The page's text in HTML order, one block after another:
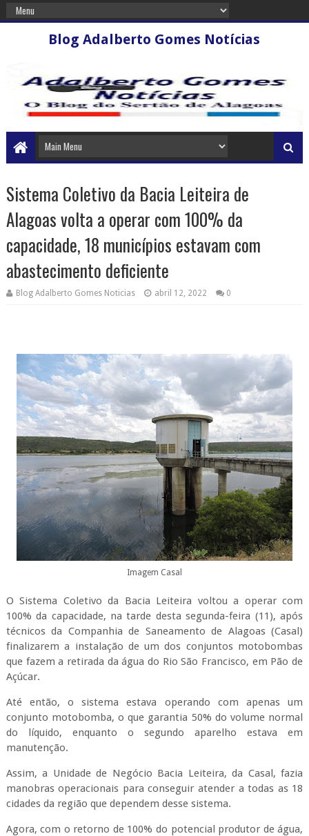
Blog Adalberto Gomes Notícias
Sistema Coletivo da Bacia Leiteira de
Alagoas volta a operar com 100% da
capacidade, 18 municípios estavam com
abastecimento deficiente
Blog Adalberto Gomes Noticias abril 12, 2022 0
Imagem Casal
O Sistema Coletivo da Bacia Leiteira voltou a operar com
100% da capacidade, na tarde desta segunda-feira (11), após
técnicos da Companhia de Saneamento de Alagoas (Casal)
finalizarem a instalação de um dos conjuntos motobombas
que fazem a retirada da água do Rio São Francisco, em Pão de
Açúcar.
Até então, o sistema estava operando com apenas um
conjunto motobomba, o que garantia 50% do volume normal
do líquido, enquanto o segundo aparelho estava em
manutenção.
Assim, a Unidade de Negócio Bacia Leiteira, da Casal, fazia
manobras operacionais para conseguir atender a todas as 18
cidades da região que dependem desse sistema.
Agora, com o retorno de 100% do potencial produtor de água,